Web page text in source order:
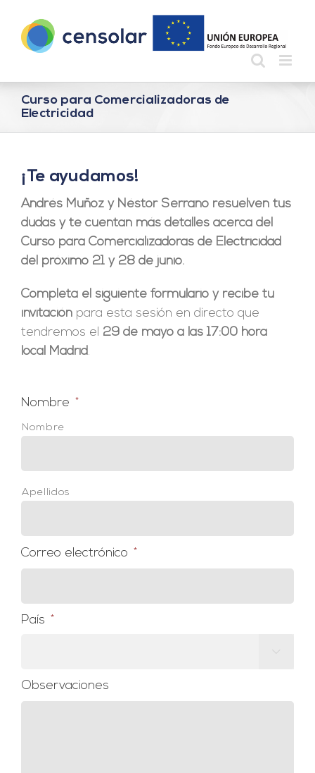
contenido
Curso para Comercializadoras de
Electricidad
¡Te ayudamos!
Andrés Muñoz y Néstor Serrano resuelven tus
dudas y te cuentan más detalles acerca del
Curso para Comercializadoras de Electricidad
del próximo 21 y 28 de junio.
Completa el siguiente formulario y recibe tu
invitaciónpara esta sesión en directo que
tendremos el 29 de mayo a las 17:00 hora
local Madrid.
Nombre *
Nombre
Apellidos
Correo electrónico *
País *
País
Observaciones